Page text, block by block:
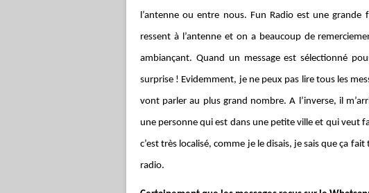
l’antenne ou entre nous. Fun Radio est une
ressent à l’antenne et on a beaucoup de
ambiançant. Quand un message est sélectionné
surprise ! Evidemment, je ne peux pas lire tous les
vont parler au plus grand nombre. A l’inverse, il
une personne qui est dans une petite ville et qui veut
c’est très localisé, comme je le disais, je sais que ça
radio.